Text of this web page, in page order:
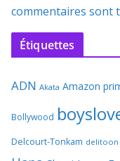
commentaires sont
Étiquettes
ADN Akata Amazon
Bollywood
Delcourt-Tonkam delitoon